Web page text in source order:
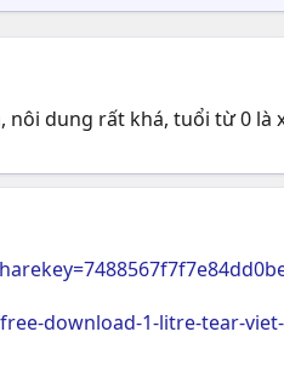
nôi dung rất khá, tuổi từ 0 là
download-1-litre-tear-